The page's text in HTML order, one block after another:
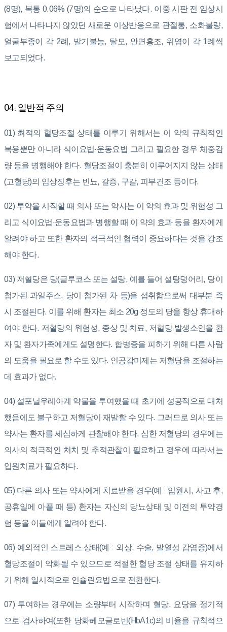
(8명), 복통 0.06% (7명)의 순으로 나타났다. 이중 시판 전 임상시
험에서 나타나지 않았던 새로운 이상반응으로 관절통, 소화불량,
얼굴부종이 각 2례, 발기불능, 탈모, 안면홍조, 위염이 각 1례씩
보고되었다.
04. 일반적 주의
01) 최적의 혈당조절 상태를 이루기 위해서는 이 약의 규칙적인
복용뿐만 아니라 식이요법·운동요법 그리고 필요한 경우 체중감
량 등을 병행해야 한다. 혈당조절이 충분히 이루어지지 않는 상태
(고혈당)의 임상징후는 빈뇨, 갈증, 구갈, 피부건조 등이다.
02) 투약을 시작할 때 의사 또는 약사는 이 약의 효과 및 위험성 그
리고 식이요법·운동요법과 병행할 때 이 약의 효과 등을 환자에게
알려야 하고 또한 환자의 적극적인 협력이 중요하다는 것을 강조
해야 한다.
03) 저혈당은 당(글루코스 또는 설탕, 예를 들어 설탕덩어리, 당이
첨가된 과일주스, 당이 첨가된 차 등)을 섭취함으로써 대부분 즉
시 조절된다. 이를 위해 환자는 최소 20g 정도의 당을 항상 휴대하
여야 한다. 저혈당의 위험성, 증상 및 치료, 저혈당 발생소인을 환
자 및 환자가족에게도 설명한다. 합병증을 피하기 위해 다른 사람
의 도움을 필요로 할 수도 있다. 인공감미제는 저혈당을 조절하는
데 효과가 없다.
04) 설포닐우레아계 약물을 투여했을 때 초기에 성공적으로 대처
했음에도 불구하고 저혈당이 재발할 수 있다. 그러므로 의사 또는
약사는 환자를 세심하게 관찰해야 한다. 심한 저혈당의 경우에는
의사의 적극적인 처치 및 추적관찰이 필요하고 경우에 따라서는
입원치료가 필요하다.
05) 다른 의사 또는 약사에게 치료받을 경우(예 : 입원시, 사고 후,
공휴일에 아플 때 등) 환자는 자신의 당뇨상태 및 이전의 투약경
험 등을 이들에게 알려야 한다.
06) 예외적인 스트레스 상태(예 : 외상, 수술, 발열성 감염증)에서
혈당조절이 악화될 수 있으므로 적절한 혈당 조절 상태를 유지하
기 위해 일시적으로 인슐린요법으로 전환한다.
07) 투여하는 경우에는 소량부터 시작하며 혈당, 요당을 정기적
으로 검사하여(또한 당화헤모글로빈(HbA1c)의 비율을 규칙적으